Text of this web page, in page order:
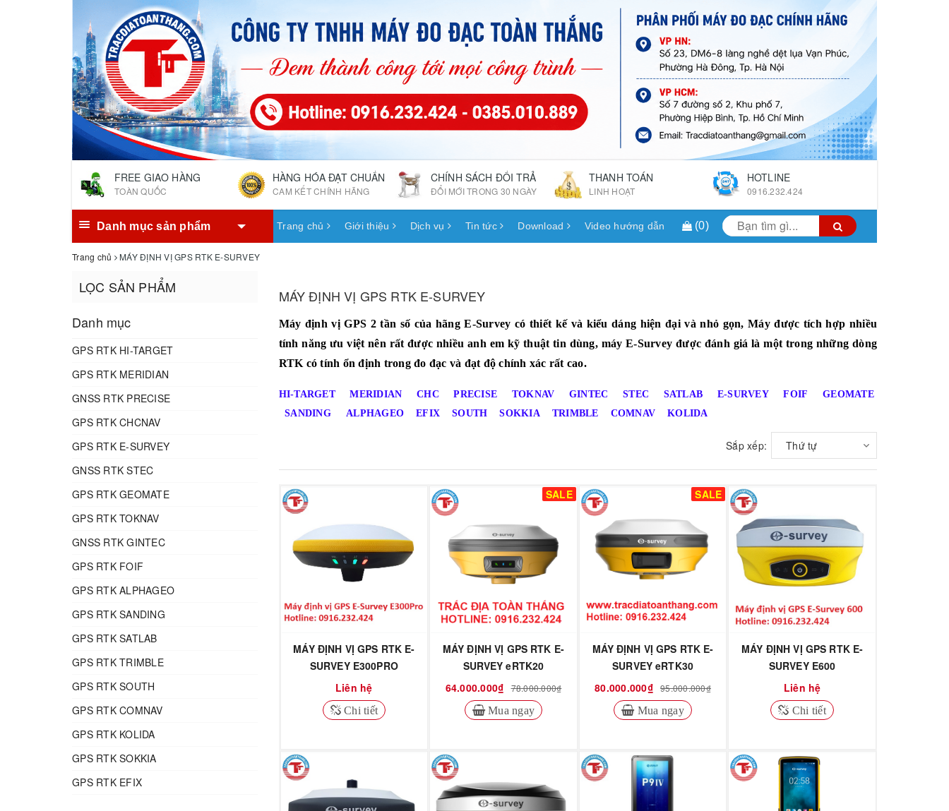
FREE GIAO HÀNG
TOÀN QUỐC
HÀNG HÓA ĐẠT CHUẨN
CAM KẾT CHÍNH HÃNG
CHÍNH SÁCH ĐỔI TRẢ
ĐỔI MỚI TRONG 30 NGÀY
THANH TOÁN
LINH HOẠT
HOTLINE
0916.232.424
Danh mục sản phẩm Trang chủ Giới thiệu Dịch vụ Tin tức Download Video hướng dẫn (0)
Trang chủ MÁY ĐỊNH VỊ GPS RTK E-SURVEY
LỌC SẢN PHẨM
Danh mục
GPS RTK HI-TARGET
GPS RTK MERIDIAN
GNSS RTK PRECISE
GPS RTK CHCNAV
GPS RTK E-SURVEY
GNSS RTK STEC
GPS RTK GEOMATE
GPS RTK TOKNAV
GNSS RTK GINTEC
GPS RTK FOIF
GPS RTK ALPHAGEO
GPS RTK SANDING
GPS RTK SATLAB
GPS RTK TRIMBLE
GPS RTK SOUTH
GPS RTK COMNAV
GPS RTK KOLIDA
GPS RTK SOKKIA
GPS RTK EFIX
MÁY ĐỊNH VỊ GPS RTK E-SURVEY
Máy định vị GPS 2 tần số của hãng E-Survey có thiết kế và kiểu dáng hiện đại và nhỏ gọn, Máy được tích hợp nhiều
tính năng ưu việt nên rất được nhiều anh em kỹ thuật tin dùng, máy E-Survey được đánh giá là một trong những dòng
RTK có tính ổn định trong đo đạc và đạt độ chính xác rất cao.
HI-TARGET MERIDIAN CHC PRECISE TOKNAV GINTEC STEC SATLAB E-SURVEY FOIF
GEOMATE
SANDING
ALPHAGEO EFIX SOUTH SOKKIA TRIMBLE COMNAV KOLIDA
Sắp xếp: Thứ tự
MÁY ĐỊNH VỊ GPS RTK E-
SURVEY E300PRO
Liên hệ
Chi tiết
SALE
MÁY ĐỊNH VỊ GPS RTK E-
SURVEY eRTK20
64.000.000₫
78.000.000₫
Mua ngay
SALE
MÁY ĐỊNH VỊ GPS RTK E-
SURVEY eRTK30
80.000.000₫ 95.000.000₫
Mua ngay
MÁY ĐỊNH VỊ GPS RTK E-
SURVEY E600
Liên hệ
Chi tiết